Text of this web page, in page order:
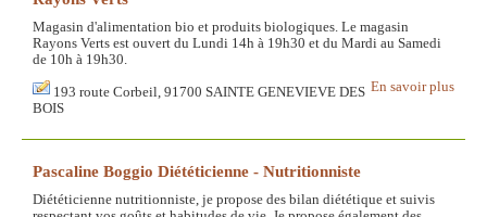
Magasin d'alimentation bio et produits biologiques. Le magasin
Rayons Verts est ouvert du Lundi 14h à 19h30 et du Mardi au Samedi
de 10h à 19h30.
En savoir plus
193 route Corbeil, 91700 SAINTE GENEVIEVE DES
BOIS
Pascaline Boggio Diététicienne - Nutritionniste
Diététicienne nutritionniste, je propose des bilan diététique et suivis